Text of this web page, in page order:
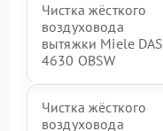
Чистка жёсткого
воздуховода
вытяжки Miele DAS
4630 OBSW
Чистка жёсткого
воздуховода